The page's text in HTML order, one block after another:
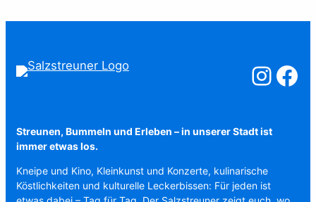
Salzstreuner
Streunen, Bummeln und Erleben – in unserer Stadt ist
immer etwas los.
Kneipe und Kino, Kleinkunst und Konzerte, kulinarische
Köstlichkeiten und kulturelle Leckerbissen: Für jeden ist